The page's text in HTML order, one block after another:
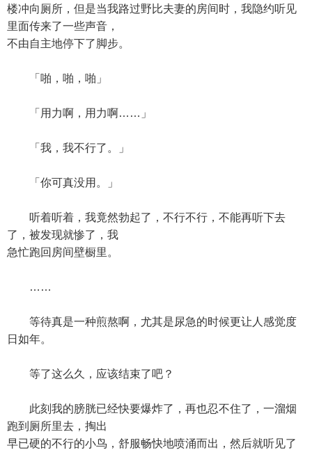
楼冲向厕所，但是当我路过野比夫妻的房间时，我隐约听见
里面传来了一些声音，
不由自主地停下了脚步。
「啪，啪，啪」
「用力啊，用力啊……」
「我，我不行了。」
「你可真没用。」
听着听着，我竟然勃起了，不行不行，不能再听下去
了，被发现就惨了，我
急忙跑回房间壁橱里。
……
等待真是一种煎熬啊，尤其是尿急的时候更让人感觉度
日如年。
等了这么久，应该结束了吧？
此刻我的膀胱已经快要爆炸了，再也忍不住了，一溜烟
跑到厕所里去，掏出
早已硬的不行的小鸟，舒服畅快地喷涌而出，然后就听见了